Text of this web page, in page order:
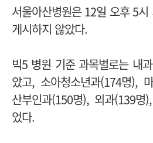
서울아산병원은 12일 오후 5
게시하지 않았다.
빅5 병원 기준 과목별로는 내
았고, 소아청소년과(174명),
산부인과(150명), 외과(139명
었다.